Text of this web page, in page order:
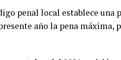
penal local establece una
año la pena máxima,